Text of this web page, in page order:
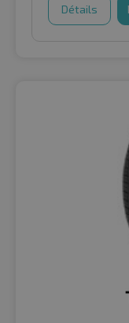
Détails